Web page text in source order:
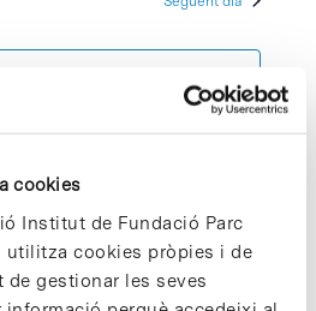
cookies
Institut de Fundació Parc
utilitza cookies pròpies i de
gestionar les seves
cerca